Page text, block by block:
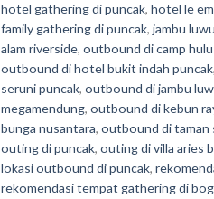
hotel gathering di puncak, hotel le
family gathering di puncak, jambu
alam riverside, outbound di camp
outbound di hotel bukit indah puncak,
seruni puncak, outbound di jambu
megamendung, outbound di kebun
bunga nusantara, outbound di taman
outing di puncak, outing di villa aries
lokasi outbound di puncak,
rekomendasi tempat gathering di